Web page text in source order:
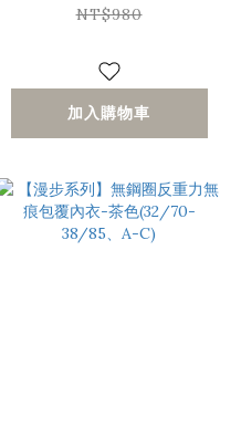
A-C)〔Olivia x 艾琳
NT$980
加入購物車